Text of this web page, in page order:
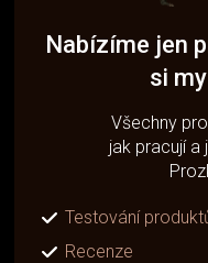
Nabízíme jen
si
Všechny
jak pracují a
Testování
Recenze